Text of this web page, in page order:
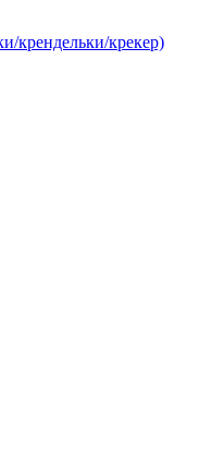
крендельки/крекер)